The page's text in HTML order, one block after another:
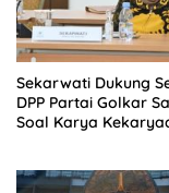
Sekarwati Dukung
DPP Partai Golkar
Soal Karya